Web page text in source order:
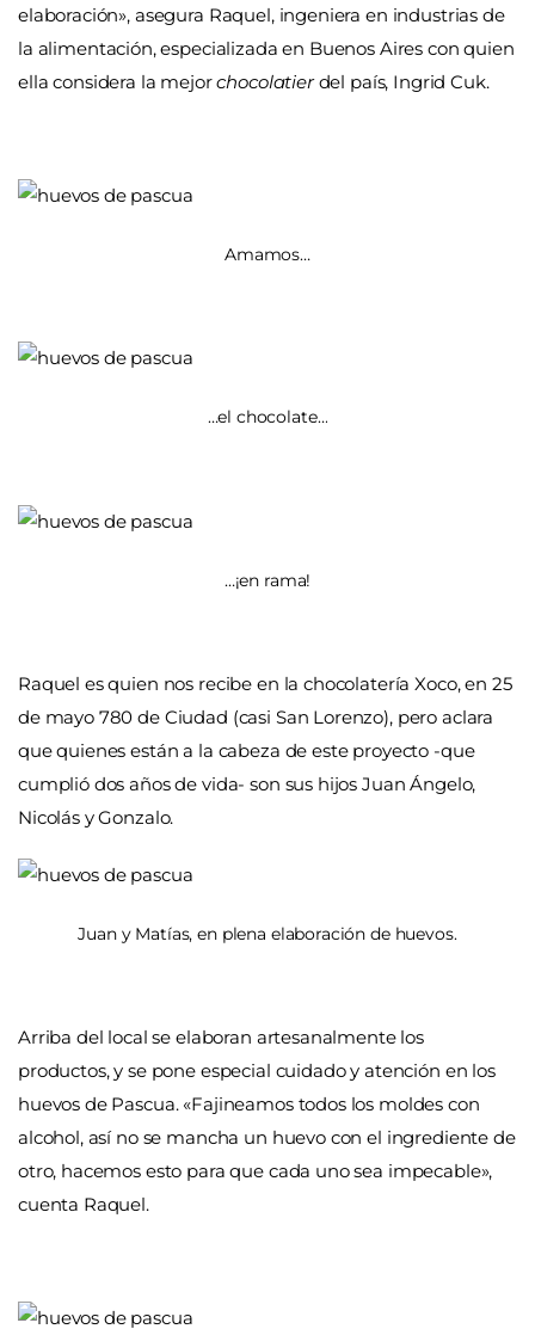
elaboración», asegura Raquel, ingeniera en industrias de
la alimentación, especializada en Buenos Aires con quien
ella considera la mejorchocolatierdel país, Ingrid Cuk.
Amamos…
…el chocolate…
…¡en rama!
Raquel es quien nos recibe en la chocolatería Xoco, en 25
de mayo 780 de Ciudad (casi San Lorenzo), pero aclara
que quienes están a la cabeza de este proyecto -que
cumplió dos años de vida- son sus hijos Juan Ángelo,
Nicolás y Gonzalo.
Juan y Matías, en plena elaboración de huevos.
Arriba del local se elaboran artesanalmente los
productos, y se pone especial cuidado y atención en los
huevos de Pascua. «Fajineamos todos los moldes con
alcohol, así no se mancha un huevo con el ingrediente de
otro, hacemos esto para que cada uno sea impecable»,
cuenta Raquel.